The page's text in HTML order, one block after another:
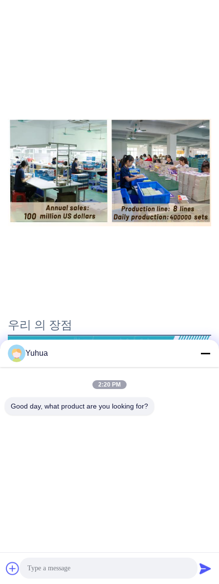
우리 의 장점
Yuhua
2:20 PM
Good day, what product are you looking for?